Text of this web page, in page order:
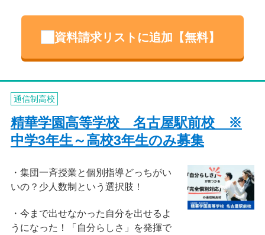
資料請求リストに追加【無料】
通信制高校
精華学園高等学校 名古屋駅前校 ※
中学3年生～高校3年生のみ募集
集団一斉授業と個別指導どっちがい
いの？少人数制という選択肢！
今まで出せなかった自分を出せるよ
うになった！「自分らしさ」を発揮で